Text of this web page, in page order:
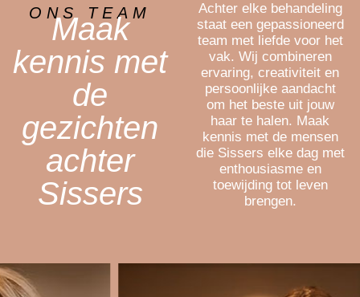
ONS TEAM
Maak
kennis met
de
gezichten
achter
Sissers​
Achter elke behandeling
staat een gepassioneerd
team met liefde voor het
vak. Wij combineren
ervaring, creativiteit en
persoonlijke aandacht
om het beste uit jouw
haar te halen. Maak
kennis met de mensen
die Sissers elke dag met
enthousiasme en
toewijding tot leven
brengen.